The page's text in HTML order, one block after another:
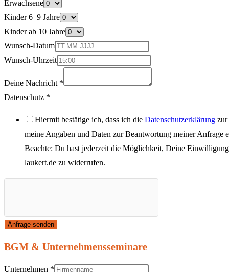
Erwachsene
Kinder 6–9 Jahre
Kinder ab 10 Jahre
Wunsch-Datum
Wunsch-Uhrzeit
Deine Nachricht *
Datenschutz *
Hiermit bestätige ich, dass ich die Datenschutzerklärung zur
meine Angaben und Daten zur Beantwortung meiner Anfrage
Beachte: Du hast jederzeit die Möglichkeit, Deine
laukert.de zu widerrufen.
Anfrage senden
BGM & Unternehmensseminare
Unternehmen *